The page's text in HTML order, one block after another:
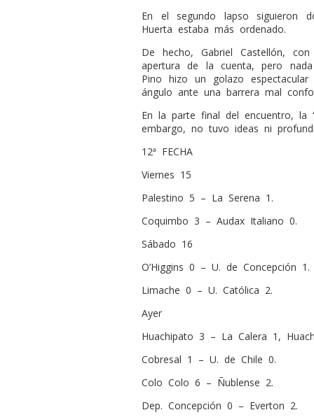
En el segundo lapso siguieron
Huerta estaba más ordenado.
De hecho, Gabriel Castellón,
apertura de la cuenta, pero
Pino hizo un golazo
ángulo ante una barrera mal
En la parte final del encuentro,
embargo, no tuvo ideas ni
12ª FECHA
Viernes 15
Palestino 5 – La Serena 1.
Coquimbo 3 – Audax Italiano 0.
Sábado 16
O’Higgins 0 – U. de Concepción 1.
Limache 0 – U. Católica 2.
Ayer
Huachipato 3 – La Calera 1,
Cobresal 1 – U. de Chile 0.
Colo Colo 6 – Ñublense 2.
Dep. Concepción 0 – Everton 2.